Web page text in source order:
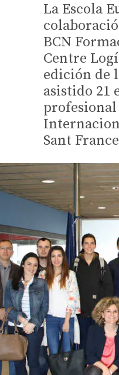
La Escola
BCN
Centre
edición de
asistido 21
Sant